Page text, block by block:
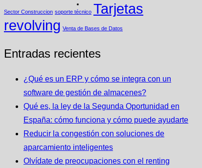
Sector Construccion soporte técnico Tarjetas
revolving Venta de Bases de Datos
Entradas recientes
¿Qué es un ERP y cómo se integra con un
software de gestión de almacenes?
Qué es, la ley de la Segunda Oportunidad en
España: cómo funciona y cómo puede ayudarte
Reducir la congestión con soluciones de
aparcamiento inteligentes
Olvídate de preocupaciones con el renting